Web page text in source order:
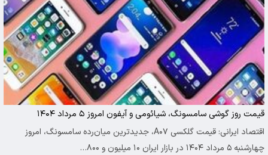
قیمت روز گوشی سامسونگ، شیائومی و آیفون امروز ۵ مرداد ۱۴۰۴
اقتصاد ایرانی: قیمت گلکسی A۰۷، جدیدترین میان‌رده سامسونگ، امروز
چهارشنبه ۵ مرداد ۱۴۰۴ در بازار ایران ۱۰ میلیون و ۸۰۰…